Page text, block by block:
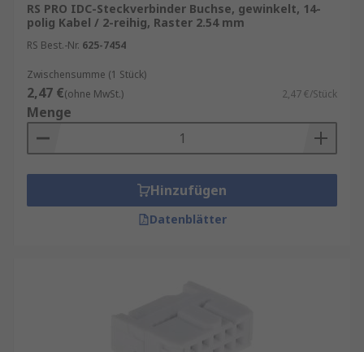
RS PRO IDC-Steckverbinder Buchse, gewinkelt, 14-
polig Kabel / 2-reihig, Raster 2.54 mm
RS Best.-Nr. 625-7454
Zwischensumme (1 Stück)
2,47 €(ohne MwSt.) 2,47 €/Stück
Menge
Hinzufügen
Datenblätter